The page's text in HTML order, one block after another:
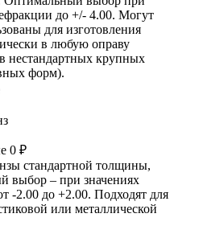
до +/- 4.00. Могут
для изготовления
в любую оправу
нестандартных крупных
форм).
0 ₽
стандартной толщины,
выбор – при значениях
-2.00 до +2.00. Подходят для
или металлической